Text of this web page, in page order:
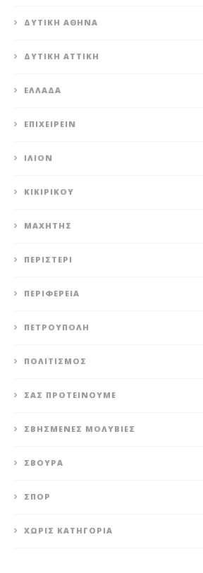
ΔΥΤΙΚΉ ΑΘΉΝΑ
ΔΥΤΙΚΉ ΑΤΤΙΚΉ
ΕΛΛΆΔΑ
ΕΠΙΧΕΙΡΕΊΝ
ΊΛΙΟΝ
ΚΙΚΙΡΙΚΟΥ
ΜΑΧΗΤΗΣ
ΠΕΡΙΣΤΈΡΙ
ΠΕΡΙΦΈΡΕΙΑ
ΠΕΤΡΟΎΠΟΛΗ
ΠΟΛΙΤΙΣΜΌΣ
ΣΑΣ ΠΡΟΤΕΊΝΟΥΜΕ
ΣΒΗΣΜΈΝΕΣ ΜΟΛΥΒΙΈΣ
ΣΒΟΎΡΑ
ΣΠΟΡ
ΧΩΡΊΣ ΚΑΤΗΓΟΡΊΑ